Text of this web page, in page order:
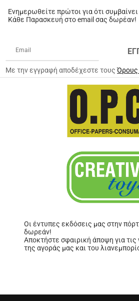
Ενημερωθείτε πρώτοι για ότι
Κάθε Παρασκευή στο email σας δωρέαν!
Με την εγγραφή αποδέχεστε τουςΌρους
Οι έντυπες εκδόσεις μας στην
δωρεάν!
Αποκτήστε σφαιρική άποψη για τις
της αγοράς μας και του